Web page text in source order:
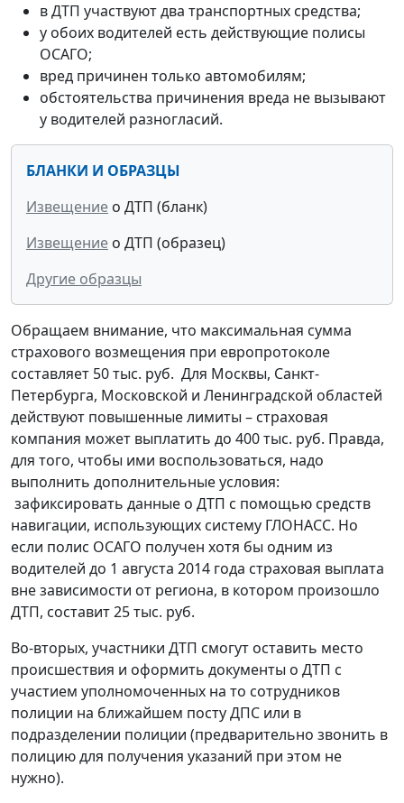
в ДТП участвуют два транспортных средства;
у обоих водителей есть действующие полисы
ОСАГО;
вред причинен только автомобилям;
обстоятельства причинения вреда не вызывают
у водителей разногласий.
БЛАНКИ И ОБРАЗЦЫ
Извещение о ДТП (бланк)
Извещение о ДТП (образец)
Другие образцы
Обращаем внимание, что максимальная сумма
страхового возмещения при европротоколе
составляет 50 тыс. руб. Для Москвы, Санкт-
Петербурга, Московской и Ленинградской областей
действуют повышенные лимиты – страховая
компания может выплатить до 400 тыс. руб. Правда,
для того, чтобы ими воспользоваться, надо
выполнить дополнительные условия:
зафиксировать данные о ДТП с помощью средств
навигации, использующих систему ГЛОНАСС. Но
если полис ОСАГО получен хотя бы одним из
водителей до 1 августа 2014 года страховая выплата
вне зависимости от региона, в котором произошло
ДТП, составит 25 тыс. руб.
Во-вторых, участники ДТП смогут оставить место
происшествия и оформить документы о ДТП с
участием уполномоченных на то сотрудников
полиции на ближайшем посту ДПС или в
подразделении полиции (предварительно звонить в
полицию для получения указаний при этом не
нужно).